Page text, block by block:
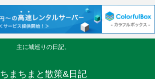
主に城巡りの日記。
ちまちまと散策&日記